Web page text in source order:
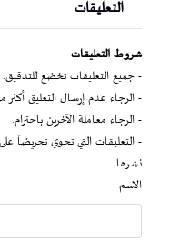
التعليقات
شروط التعليقات
- جميع التعليقات تخضع للتدقيق.
- الرجاء عدم إرسال التعليق أكثر
- الرجاء معاملة الآخرين باحترام.
- التعليقات التي تحوي تحريضاً
نشرها
الاسم